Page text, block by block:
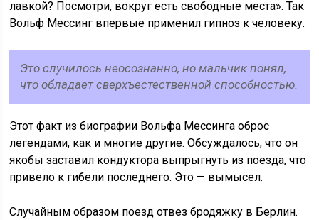
лавкой? Посмотри, вокруг есть свободные места». Так
Вольф Мессинг впервые применил гипноз к человеку.
Это случилось неосознанно, но мальчик понял,
что обладает сверхъестественной способностью.
Этот факт из биографии Вольфа Мессинга оброс
легендами, как и многие другие. Обсуждалось, что он
якобы заставил кондуктора выпрыгнуть из поезда, что
привело к гибели последнего. Это — вымысел.
Случайным образом поезд отвез бродяжку в Берлин.